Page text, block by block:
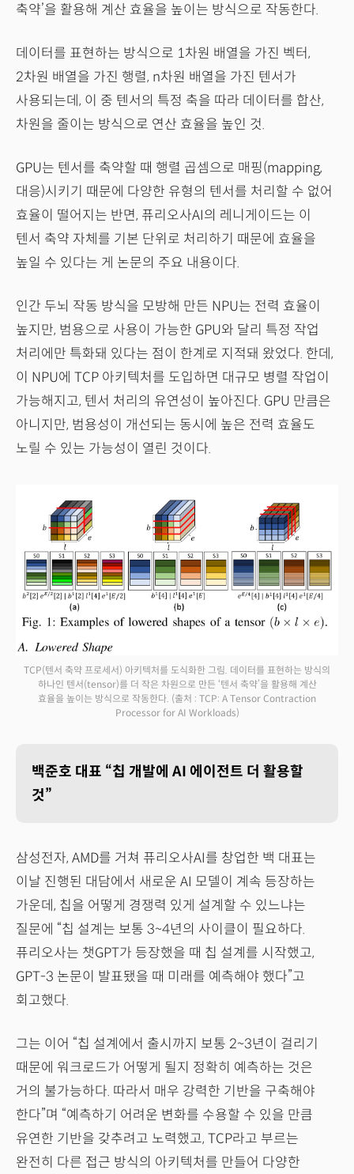
축약’을 활용해 계산 효율을 높이는 방식으로 작동한다.
데이터를 표현하는 방식으로 1차원 배열을 가진 벡터,
2차원 배열을 가진 행렬, n차원 배열을 가진 텐서가
사용되는데, 이 중 텐서의 특정 축을 따라 데이터를 합산,
차원을 줄이는 방식으로 연산 효율을 높인 것.
GPU는 텐서를 축약할 때 행렬 곱셈으로 매핑(mapping,
대응)시키기 때문에 다양한 유형의 텐서를 처리할 수 없어
효율이 떨어지는 반면, 퓨리오사AI의 레니게이드는 이
텐서 축약 자체를 기본 단위로 처리하기 때문에 효율을
높일 수 있다는 게 논문의 주요 내용이다.
인간 두뇌 작동 방식을 모방해 만든 NPU는 전력 효율이
높지만, 범용으로 사용이 가능한 GPU와 달리 특정 작업
처리에만 특화돼 있다는 점이 한계로 지적돼 왔었다. 한데,
이 NPU에 TCP 아키텍처를 도입하면 대규모 병렬 작업이
가능해지고, 텐서 처리의 유연성이 높아진다. GPU 만큼은
아니지만, 범용성이 개선되는 동시에 높은 전력 효율도
노릴 수 있는 가능성이 열린 것이다.
TCP(텐서 축약 프로세서) 아키텍처를 도식화한 그림. 데이터를 표현하는 방식의
하나인 텐서(tensor)를 더 작은 차원으로 만든 ‘텐서 축약’을 활용해 계산
효율을 높이는 방식으로 작동한다. (출처 : TCP: A Tensor Contraction
Processor for AI Workloads)
백준호 대표 “칩 개발에 AI 에이전트 더 활용할
것”
삼성전자, AMD를 거쳐 퓨리오사AI를 창업한 백 대표는
이날 진행된 대담에서 새로운 AI 모델이 계속 등장하는
가운데, 칩을 어떻게 경쟁력 있게 설계할 수 있느냐는
질문에 “칩 설계는 보통 3~4년의 사이클이 필요하다.
퓨리오사는 챗GPT가 등장했을 때 칩 설계를 시작했고,
GPT-3 논문이 발표됐을 때 미래를 예측해야 했다”고
회고했다.
그는 이어 “칩 설계에서 출시까지 보통 2~3년이 걸리기
때문에 워크로드가 어떻게 될지 정확히 예측하는 것은
거의 불가능하다. 따라서 매우 강력한 기반을 구축해야
한다”며 “예측하기 어려운 변화를 수용할 수 있을 만큼
유연한 기반을 갖추려고 노력했고, TCP라고 부르는
완전히 다른 접근 방식의 아키텍처를 만들어 다양한